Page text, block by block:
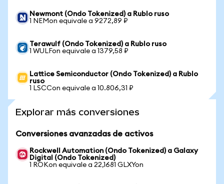
Newmont (Ondo Tokenized) a Rublo ruso
1 NEMon equivale a 9272,89 ₽
Terawulf (Ondo Tokenized) a Rublo ruso
1 WULFon equivale a 1379,58 ₽
Lattice Semiconductor (Ondo Tokenized) a Rublo
ruso
1 LSCCon equivale a 10.806,31 ₽
Explorar más conversiones
Conversiones avanzadas de activos
Rockwell Automation (Ondo Tokenized) a Galaxy
Digital (Ondo Tokenized)
1 ROKon equivale a 22,1681 GLXYon